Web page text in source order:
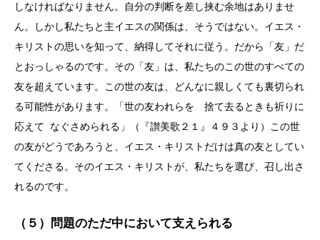
しなければなりません。自分の判断を差し挟む余地はありませ
ん。しかし私たちと主イエスの関係は、そうではない。イエス・
キリストの思いを知って、納得してそれに従う。だから「友」だ
とおっしゃるのです。その「友」は、私たちのこの世のすべての
友を超えています。この世の友は、どんなに親しくても裏切られ
る可能性があります。「世の友われらを 捨て去るときも祈りに
応えて なぐさめられる」（『讃美歌２１』４９３より）この世
の友がどうであろうと、イエス・キリストだけは真の友としてい
てくださる。そのイエス・キリストが、私たちを選び、召し出さ
れるのです。
（５）問題のただ中において支えられる